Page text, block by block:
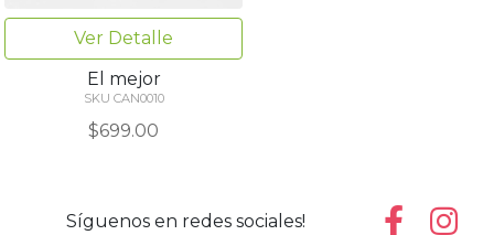
Ver Detalle
El mejor
SKU CAN0010
$699.00
Síguenos en redes sociales!